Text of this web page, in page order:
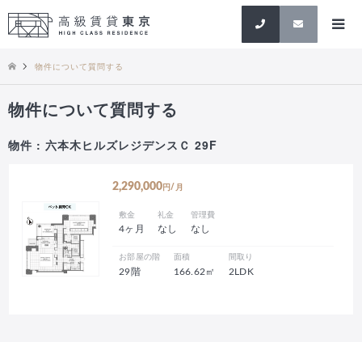
検索
物件について質問する
物件について質問する
物件 : 六本木ヒルズレジデンスＣ 29F
2,290,000 円/月
敷金
4ヶ月
礼金
なし
管理費
なし
お部屋の階
29階
面積
166.62㎡
間取り
2LDK